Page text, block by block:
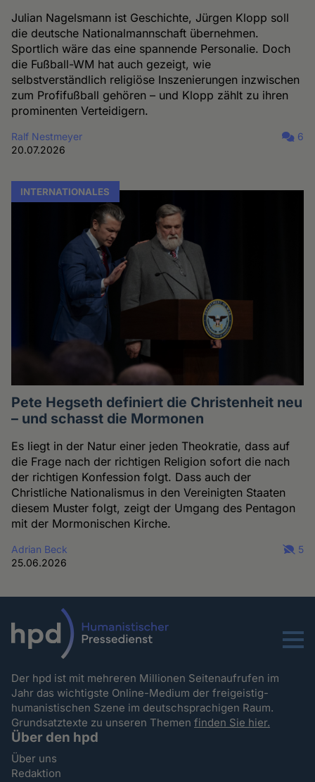
Julian Nagelsmann ist Geschichte, Jürgen Klopp soll
die deutsche Nationalmannschaft übernehmen.
Sportlich wäre das eine spannende Personalie. Doch
die Fußball-WM hat auch gezeigt, wie
selbstverständlich religiöse Inszenierungen inzwischen
zum Profifußball gehören – und Klopp zählt zu ihren
prominenten Verteidigern.
Ralf Nestmeyer
20.07.2026
6
INTERNATIONALES
Pete Hegseth definiert die Christenheit neu
– und schasst die Mormonen
Es liegt in der Natur einer jeden Theokratie, dass auf
die Frage nach der richtigen Religion sofort die nach
der richtigen Konfession folgt. Dass auch der
Christliche Nationalismus in den Vereinigten Staaten
diesem Muster folgt, zeigt der Umgang des Pentagon
mit der Mormonischen Kirche.
Adrian Beck
25.06.2026
5
Menu
Der hpd ist mit mehreren Millionen Seitenaufrufen im
Jahr das wichtigste Online-Medium der freigeistig-
humanistischen Szene im deutschsprachigen Raum.
Grundsatztexte zu unseren Themenfinden Sie hier.
Über den hpd
Über uns
Redaktion